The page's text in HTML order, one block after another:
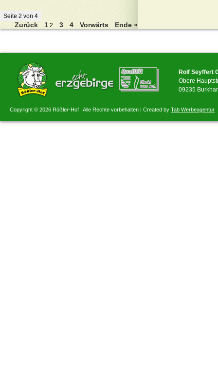
Seite 2 von 4
Zurück 1 2 3 4 Vorwärts Ende »
Rolf Seyffert
Obere
09235
Copyright © 2026 Rößler-Hof | Alle Rechte vorbehalten | Created by Tab Werbeagentur